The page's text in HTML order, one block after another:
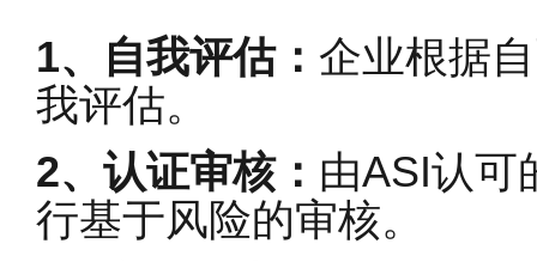
1、自我评估： 企业根据
我评估。
2、认证审核： 由ASI认可
行基于风险的审核。